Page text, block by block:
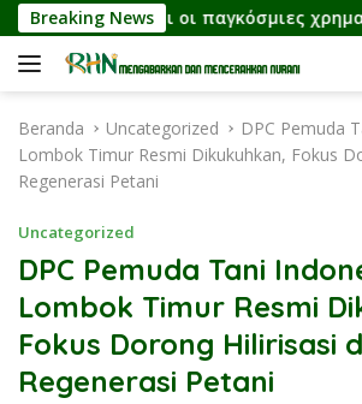
a
Breaking News
και οι παγκόσμιες
Beranda Uncategorized
DPC Pemuda
Lombok Timur Resmi Dikukuhkan, Fokus
Regenerasi Petani
Uncategorized
DPC Pemuda Tani
Lombok Timur Resmi
Fokus Dorong Hilirisasi
Regenerasi Petani